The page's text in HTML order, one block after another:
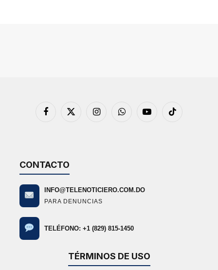
Facebook
X
InstagramWhatsAppYouTubeTikTok
CONTACTO
INFO@TELENOTICIERO.COM.DO
PARA DENUNCIAS
TELÉFONO: +1 (829) 815-1450
TÉRMINOS DE USO